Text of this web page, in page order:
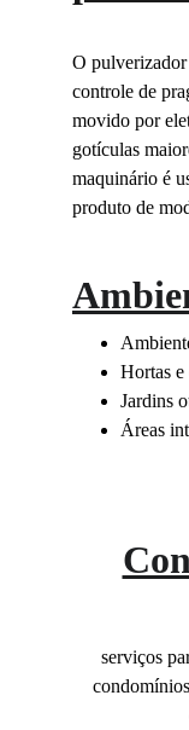
O pulverizador
controle de
movido por
gotículas
maquinário é
produto de
Hortas e
Jardins
Áreas
serviços